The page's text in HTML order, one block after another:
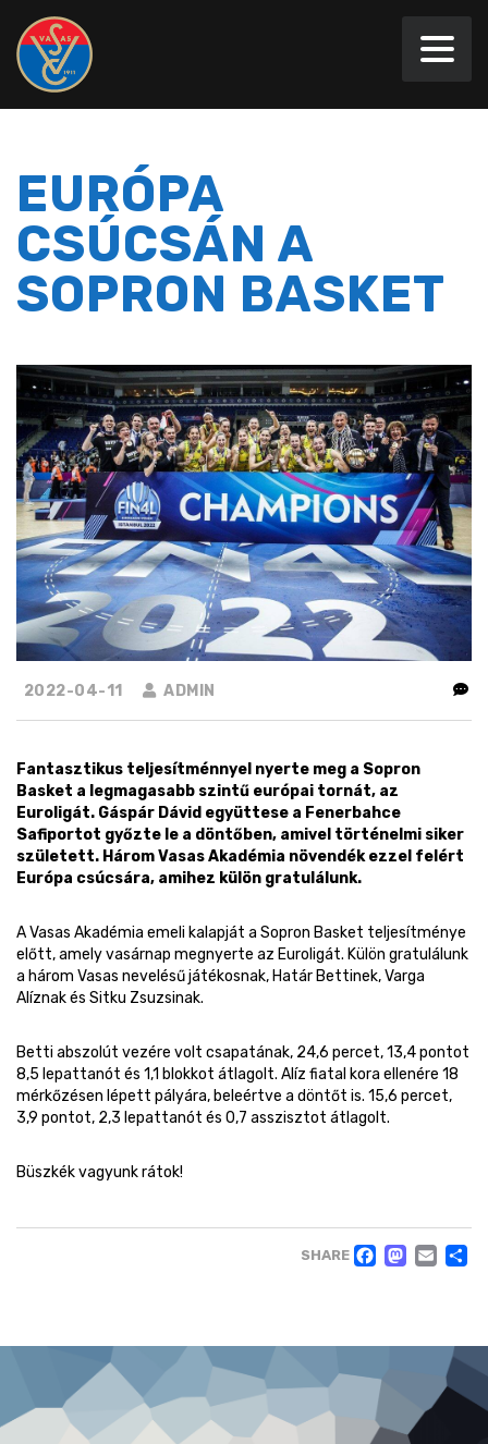
EURÓPA
CSÚCSÁN A
SOPRON BASKET
2022-04-11 ADMIN
Fantasztikus teljesítménnyel nyerte meg a Sopron
Basket a legmagasabb szintű európai tornát, az
Euroligát. Gáspár Dávid együttese a Fenerbahce
Safiportot győzte le a döntőben, amivel történelmi siker
született. Három Vasas Akadémia növendék ezzel felért
Európa csúcsára, amihez külön gratulálunk.
A Vasas Akadémia emeli kalapját a Sopron Basket teljesítménye
előtt, amely vasárnap megnyerte az Euroligát. Külön gratulálunk
a három Vasas nevelésű játékosnak, Határ Bettinek, Varga
Alíznak és Sitku Zsuzsinak.
Betti abszolút vezére volt csapatának, 24,6 percet, 13,4 pontot
8,5 lepattanót és 1,1 blokkot átlagolt. Alíz fiatal kora ellenére 18
mérkőzésen lépett pályára, beleértve a döntőt is. 15,6 percet,
3,9 pontot, 2,3 lepattanót és 0,7 asszisztot átlagolt.
Büszkék vagyunk rátok!
SHARE